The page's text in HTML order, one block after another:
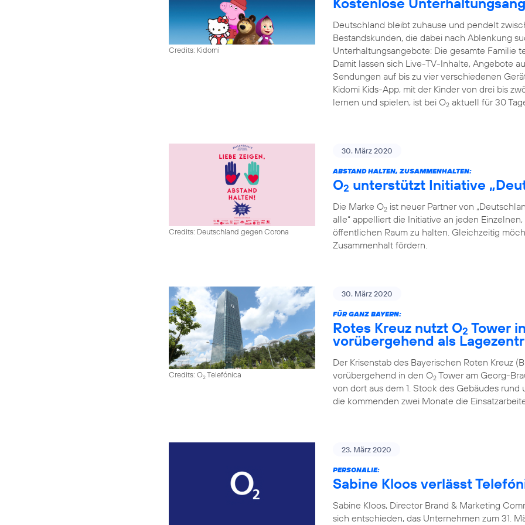
Credits: Kidomi
Deutschland bleibt zuhause und pendelt
Bestandskunden, die dabei nach Ablenkung
Unterhaltungsangebote: Die gesamte Familie
Damit lassen sich Live-TV-Inhalte, Angebote
Sendungen auf bis zu vier verschiedenen
Kidomi Kids-App, mit der Kinder von drei bis
lernen und spielen, ist bei O2 aktuell für 30
Credits: Deutschland gegen Corona
30. März 2020
ABSTAND HALTEN, ZUSAMMENHALTEN:
O2 unterstützt Initiative
Die Marke O2 ist neuer Partner von
alle“ appelliert die Initiative an jeden
öffentlichen Raum zu halten. Gleichzeitig
Zusammenhalt fördern.
Credits: O2Telefónica
30. März 2020
FÜR GANZ BAYERN:
Rotes Kreuz nutzt O2 Tower
vorübergehend als
Der Krisenstab des Bayerischen Roten Kreuz
vorübergehend in den O2 Tower am Georg-
von dort aus dem 1. Stock des Gebäudes
die kommenden zwei Monate die
23. März 2020
PERSONALIE:
Sabine Kloos verlässt
Sabine Kloos, Director Brand & Marketing
sich entschieden, das Unternehmen zum 31.